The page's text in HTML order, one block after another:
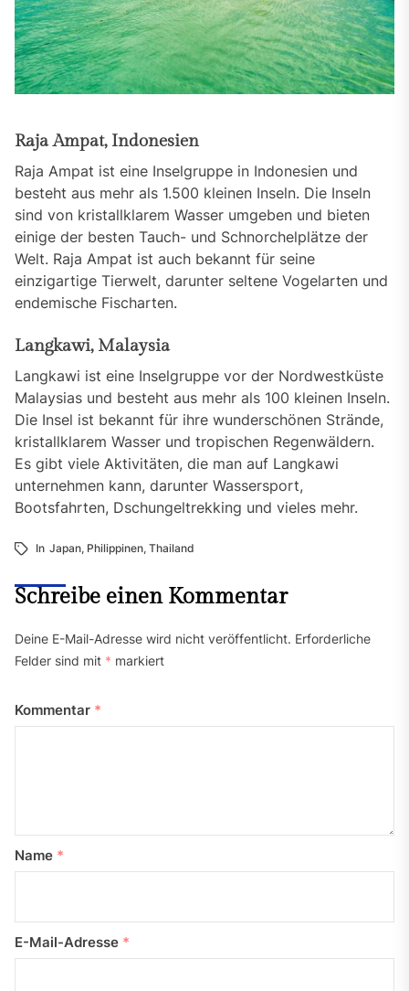
Raja Ampat, Indonesien
Raja Ampat ist eine Inselgruppe in Indonesien und
besteht aus mehr als 1.500 kleinen Inseln. Die Inseln
sind von kristallklarem Wasser umgeben und bieten
einige der besten Tauch- und Schnorchelplätze der
Welt. Raja Ampat ist auch bekannt für seine
einzigartige Tierwelt, darunter seltene Vogelarten und
endemische Fischarten.
Langkawi, Malaysia
Langkawi ist eine Inselgruppe vor der Nordwestküste
Malaysias und besteht aus mehr als 100 kleinen Inseln.
Die Insel ist bekannt für ihre wunderschönen Strände,
kristallklarem Wasser und tropischen Regenwäldern.
Es gibt viele Aktivitäten, die man auf Langkawi
unternehmen kann, darunter Wassersport,
Bootsfahrten, Dschungeltrekking und vieles mehr.
In Japan, Philippinen, Thailand
Schreibe einen Kommentar
Deine E-Mail-Adresse wird nicht veröffentlicht. Erforderliche
Felder sind mit * markiert
Kommentar *
Name *
E-Mail-Adresse *